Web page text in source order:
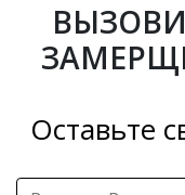
Оставьте